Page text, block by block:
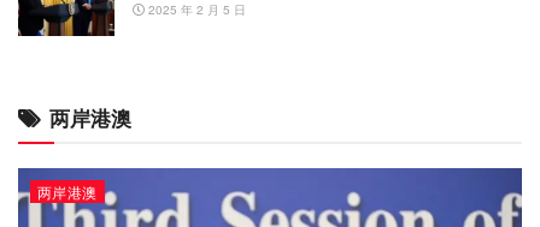
2025 年 2 月 5 日
两岸港澳
两岸港澳